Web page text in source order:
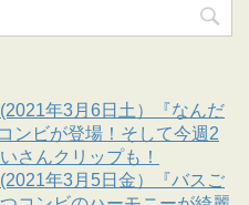
年3月6日土）『なんだ
ンビが登場！そして今週2
さんクリップも！
年3月5日金）『バスご